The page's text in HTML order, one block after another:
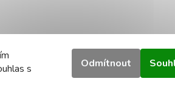
s
Odmítnout